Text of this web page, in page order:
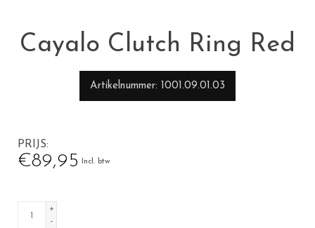
Cayalo Clutch Ring Red
Artikelnummer 1001.09.01.03
PRIJS
€89,95 Incl. btw
+
-